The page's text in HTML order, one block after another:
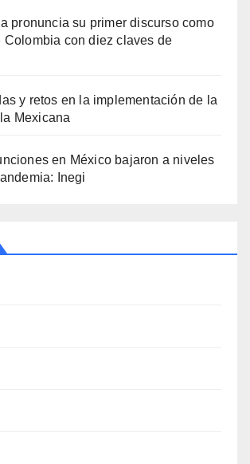
pronuncia su primer discurso como
Colombia con diez claves de
y retos en la implementación de la
Mexicana
en México bajaron a niveles
Inegi